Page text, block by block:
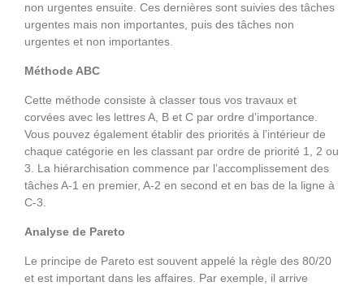
non urgentes ensuite. Ces dernières sont suivies des tâches
urgentes mais non importantes, puis des tâches non
urgentes et non importantes.
Méthode ABC
Cette méthode consiste à classer tous vos travaux et
corvées avec les lettres A, B et C par ordre d’importance.
Vous pouvez également établir des priorités à l’intérieur de
chaque catégorie en les classant par ordre de priorité 1, 2 ou
3. La hiérarchisation commence par l’accomplissement des
tâches A-1 en premier, A-2 en second et en bas de la ligne à
C-3.
Analyse de Pareto
Le principe de Pareto est souvent appelé la règle des 80/20
et est important dans les affaires. Par exemple, il arrive